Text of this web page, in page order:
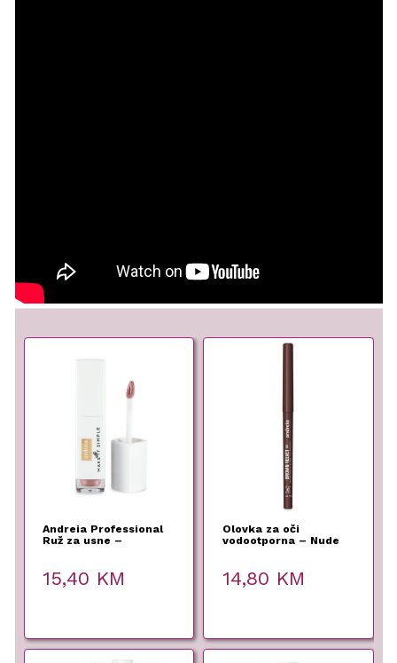
Andreia Professional
Ruž za usne –
15,40 KM
Olovka za oči
vodootporna – Nude
14,80 KM